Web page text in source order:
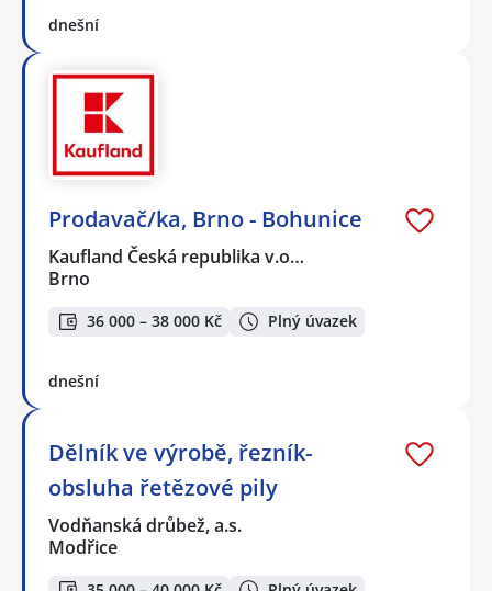
dnešní
Prodavač/ka, Brno - Bohunice
Kaufland Česká republika v.o…
Brno
36 000 – 38 000 Kč Plný úvazek
dnešní
Dělník ve výrobě, řezník-
obsluha řetězové pily
Vodňanská drůbež, a.s.
Modřice